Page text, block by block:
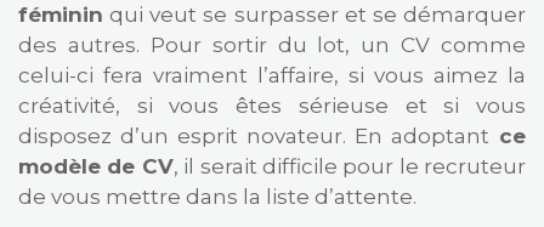
féminin qui veut se surpasser et se démarquer
des autres. Pour sortir du lot, un CV comme
celui-ci fera vraiment l’affaire, si vous aimez la
créativité, si vous êtes sérieuse et si vous
disposez d’un esprit novateur. En adoptant ce
modèle de CV, il serait difficile pour le recruteur
de vous mettre dans la liste d’attente.